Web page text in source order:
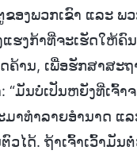
ອງພວກເຂົາ ແລະ ພ
ຮງກ້າທີ່ຈະເຮັດໃຫ້ຄົ
ານ, ເພື່ອຮັກສາສະຖ
“ມັນບໍ່ເປັນຫຍັງທີ່ເຈົ້າ
ມາທຳລາຍອຳນາດ ແ
ວໄດ້. ຖ້າເຈົ້າເວົ້າມັ